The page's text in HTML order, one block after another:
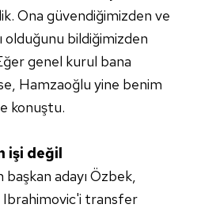
Ona güvendiğimizden ve
olduğunu bildiğimizden
genel kurul bana
Hamzaoğlu yine benim
konuştu.
işi değil
adayı Özbek,
Ibrahimovic'i transfer